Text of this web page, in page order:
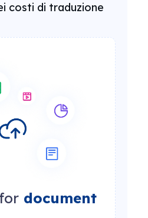
costi di traduzione
document